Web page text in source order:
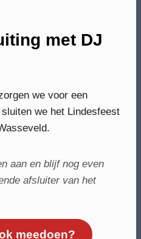
met DJ
we voor een
we het Lindesfeest
aan en blijf nog even
afsluiter van het
meedoen?